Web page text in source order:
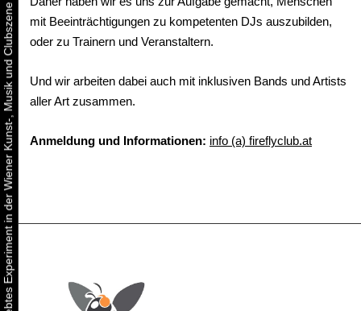
mit Beeinträchtigungen zu kompetenten DJs auszubilden,
oder zu Trainern und Veranstaltern.
Und wir arbeiten dabei auch mit inklusiven Bands und Artists
aller Art zusammen.
Anmeldung und Informationen: info (a) fireflyclub.at